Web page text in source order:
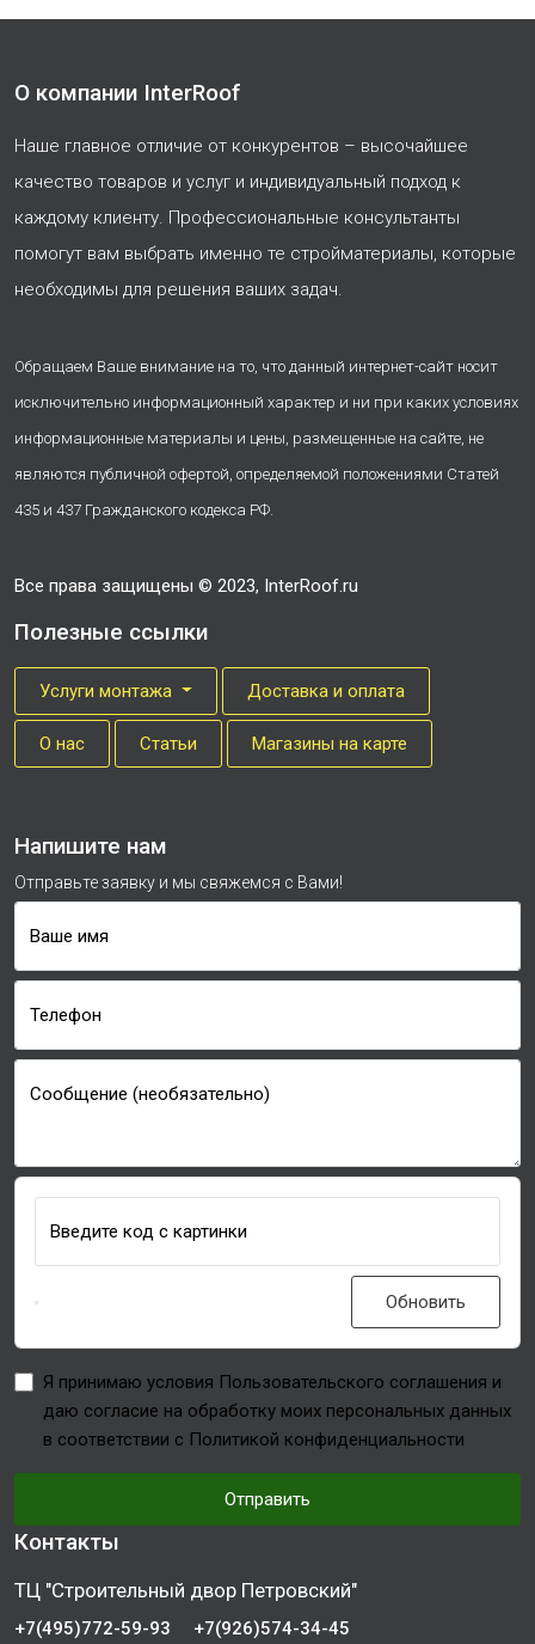
О компании InterRoof
Наше главное отличие от конкурентов – высочайшее
качество товаров и услуг и индивидуальный подход к
каждому клиенту. Профессиональные консультанты
помогут вам выбрать именно те стройматериалы, которые
необходимы для решения ваших задач.
Обращаем Ваше внимание на то, что данный интернет-сайт носит
исключительно информационный характер и ни при каких условиях
информационные материалы и цены, размещенные на сайте, не
являются публичной офертой, определяемой положениями Статей
435 и 437 Гражданского кодекса РФ.
Все права защищены © 2023, InterRoof.ru
Полезные ссылки
Услуги монтажа Доставка и оплата
О нас Cтатьи Магазины на карте
Напишите нам
Отправьте заявку и мы свяжемся с Вами!
Ваше имя
Телефон
Сообщение (необязательно)
Введите код с картинки
Обновить
Я принимаю условия Пользовательского соглашения и
даю согласие на обработку моих персональных данных
в соответствии с Политикой конфиденциальности
Отправить
Контакты
ТЦ "Строительный двор Петровский"
+7(495)772-59-93 +7(926)574-34-45